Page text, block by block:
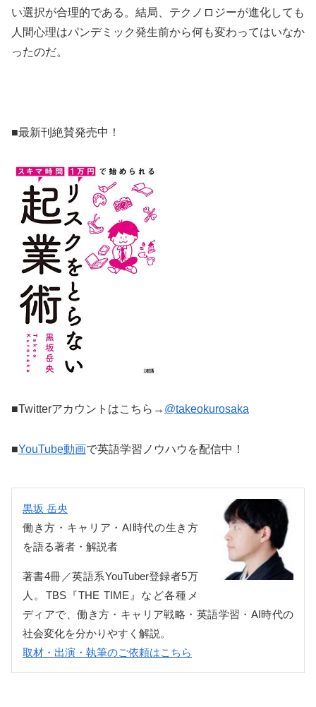
い選択が合理的である。結局、テクノロジーが進化しても
人間心理はパンデミック発生前から何も変わってはいなか
ったのだ。
■最新刊絶賛発売中！
■Twitterアカウントはこちら→ @takeokurosaka
■YouTube動画で英語学習ノウハウを配信中！
黒坂 岳央
働き方・キャリア・AI時代の生き方
を語る著者・解説者
著書4冊／英語系YouTuber登録者5万
人。TBS『THE TIME』など各種メ
ディアで、働き方・キャリア戦略・英語学習・AI時代の
社会変化を分かりやすく解説。
取材・出演・執筆のご依頼はこちら